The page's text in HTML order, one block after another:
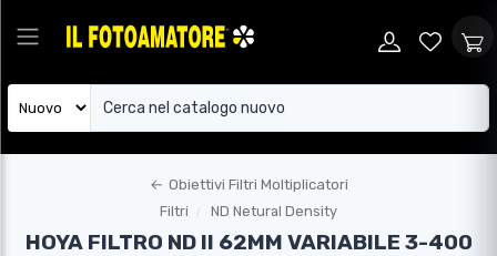
← Obiettivi Filtri Moltiplicatori
Filtri
ND Netural Density
HOYA FILTRO ND II 62MM VARIABILE 3-400